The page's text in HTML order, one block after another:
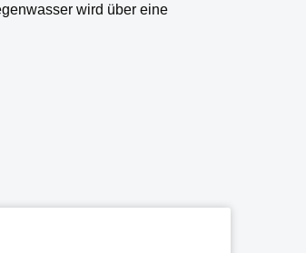
wird über eine